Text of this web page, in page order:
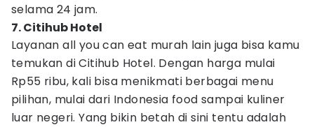
selama 24 jam.
7. Citihub Hotel
Layanan all you can eat murah lain juga bisa kamu
temukan di Citihub Hotel. Dengan harga mulai
Rp55 ribu, kali bisa menikmati berbagai menu
pilihan, mulai dari Indonesia food sampai kuliner
luar negeri. Yang bikin betah di sini tentu adalah